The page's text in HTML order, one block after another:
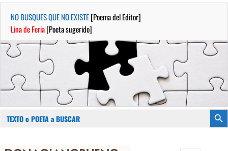
NO BUSQUES QUE NO EXISTE[Poema del Editor]
Lina de Feria[Poeta sugerido]